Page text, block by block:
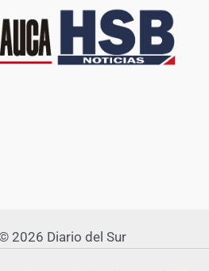
2026 Diario del Sur